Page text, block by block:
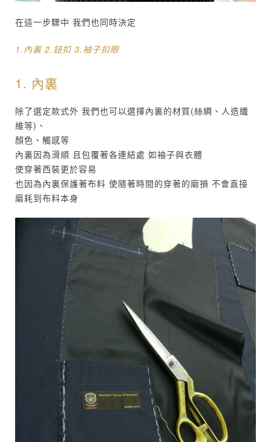
在這一步驟中 我們也同時決定
1.內裏 2.鈕扣 3.袖子扣眼
1. 內裏
除了選定款式外 我們也可以選擇內裏的材質(絲綢、人造纖
維等)、
顏色、觸感等
內裏因為滑順 且包覆著各連結處 如袖子與衣體
使穿著西裝更於容易
也因為內裏保護著布料 使隨著時間的穿著的磨損 不會直接
磨耗到布料本身